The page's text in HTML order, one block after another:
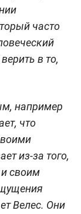
часто
в то,
например
что
из-за того,
своим
Велес. Они